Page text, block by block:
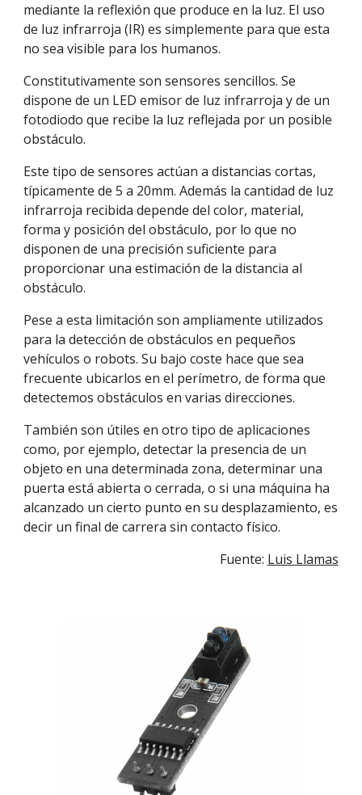
mediante la reflexión que produce en la luz. El uso
de luz infrarroja (IR) es simplemente para que esta
no sea visible para los humanos.
Constitutivamente son sensores sencillos. Se
dispone de un LED emisor de luz infrarroja y de un
fotodiodo que recibe la luz reflejada por un posible
obstáculo.
Este tipo de sensores actúan a distancias cortas,
típicamente de 5 a 20mm. Además la cantidad de luz
infrarroja recibida depende del color, material,
forma y posición del obstáculo, por lo que no
disponen de una precisión suficiente para
proporcionar una estimación de la distancia al
obstáculo.
Pese a esta limitación son ampliamente utilizados
para la detección de obstáculos en pequeños
vehículos o robots. Su bajo coste hace que sea
frecuente ubicarlos en el perímetro, de forma que
detectemos obstáculos en varias direcciones.
También son útiles en otro tipo de aplicaciones
como, por ejemplo, detectar la presencia de un
objeto en una determinada zona, determinar una
puerta está abierta o cerrada, o si una máquina ha
alcanzado un cierto punto en su desplazamiento, es
decir un final de carrera sin contacto físico.
Fuente: Luis Llamas